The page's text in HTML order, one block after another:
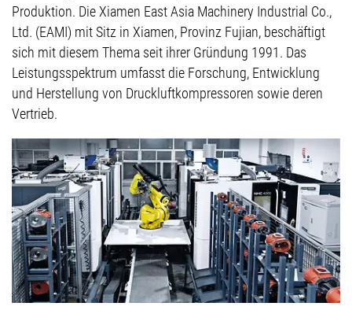
Produktion. Die Xiamen East Asia Machinery Industrial Co.,
Ltd. (EAMI) mit Sitz in Xiamen, Provinz Fujian, beschäftigt
sich mit diesem Thema seit ihrer Gründung 1991. Das
Leistungsspektrum umfasst die Forschung, Entwicklung
und Herstellung von Druckluftkompressoren sowie deren
Vertrieb.